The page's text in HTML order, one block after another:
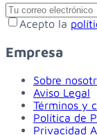
Email
Acepto la
Empresa
Sobre
Aviso Legal
Términos y
Política de
Privacidad